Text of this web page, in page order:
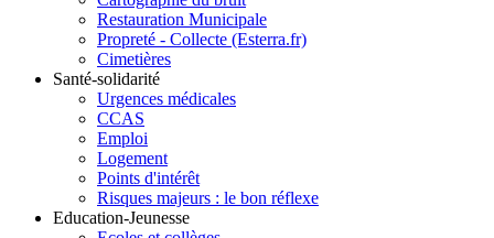
Restauration Municipale
Propreté - Collecte (Esterra.fr)
Cimetières
Santé-solidarité
Urgences médicales
CCAS
Emploi
Logement
Points d'intérêt
Risques majeurs : le bon réflexe
Education-Jeunesse